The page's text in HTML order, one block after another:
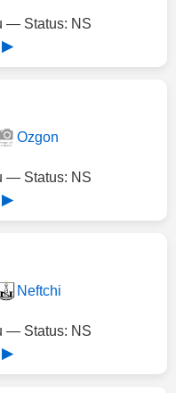
— Status: NS
▶
Ozgon
— Status: NS
▶
Neftchi
— Status: NS
▶